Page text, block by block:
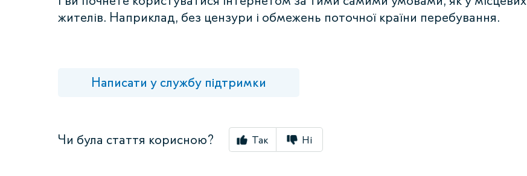
жителів. Наприклад, без цензури і обмежень поточної країни перебування.
Написати у службу підтримки
Чи була стаття корисною? Так Ні